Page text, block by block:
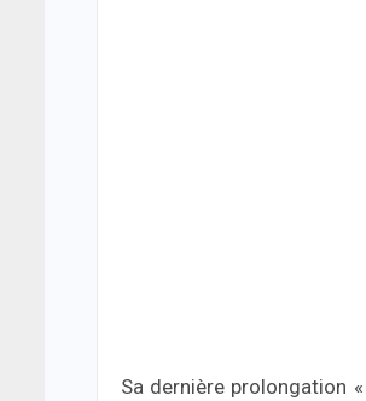
Sa dernière prolongation